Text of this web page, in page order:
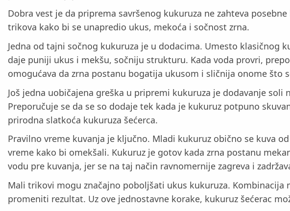
Dobra vest je da priprema savršenog kukuruza ne zahteva
trikova kako bi se unapredio ukus, mekoća i sočnost zrna.
Jedna od tajni sočnog kukuruza je u dodacima. Umesto
daje puniji ukus i mekšu, sočniju strukturu. Kada voda provri,
omogućava da zrna postanu bogatija ukusom i sličnija onome što
Još jedna uobičajena greška u pripremi kukuruza je dodavanje
Preporučuje se da se so dodaje tek kada je kukuruz potpuno
prirodna slatkoća kukuruza šećerca.
Pravilno vreme kuvanja je ključno. Mladi kukuruz obično se kuva
vreme kako bi omekšali. Kukuruz je gotov kada zrna postanu
vodu pre kuvanja, jer se na taj način ravnomernije zagreva i
Mali trikovi mogu značajno poboljšati ukus kukuruza.
promeniti rezultat. Uz ove jednostavne korake, kukuruz šećerac